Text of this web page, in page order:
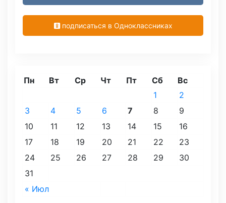
подписаться в Одноклассниках
Пн Вт Ср Чт Пт Сб Вс
« Июл
1
2
3
4 5 6 7 8
9
10
11 12 13 14 15
16
17
18 19 20 21 22
23
24
25 26 27 28 29
30
31